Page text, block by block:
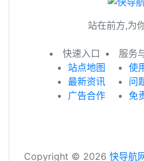
站在前方,为
快速入口
站点地图
最新资讯
广告合作
服务
使
问
免
Copyright © 2026 快导航